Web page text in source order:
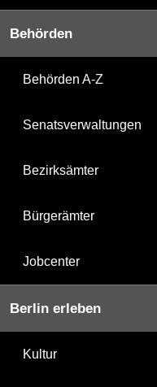
Behörden
Behörden A-Z
Senatsverwaltungen
Bezirksämter
Bürgerämter
Jobcenter
Berlin erleben
Kultur